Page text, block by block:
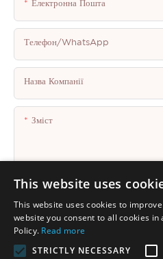
Електронна Пошта
Телефон/WhatsApp
Назва Компанії
Зміст
Надіслати Запит Зараз
This website uses
This website uses cookies to
website you consent to all cookies in
Policy. Read more
STRICTLY NECESSARY